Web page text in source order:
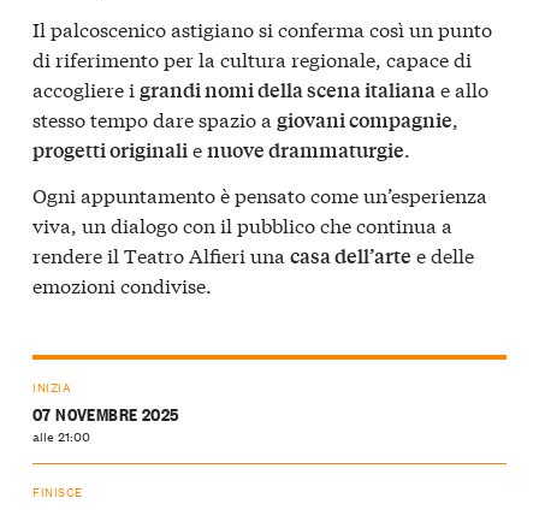
Il palcoscenico astigiano si conferma così un punto
di riferimento per la cultura regionale, capace di
accogliere i grandi nomi della scena italianae allo
stesso tempo dare spazio a giovani compagnie,
progetti originalienuove drammaturgie.
Ogni appuntamento è pensato come un’esperienza
viva, un dialogo con il pubblico che continua a
rendere il Teatro Alfieri una casa dell’arte e delle
emozioni condivise.
INIZIA
07 NOVEMBRE 2025
alle 21:00
FINISCE